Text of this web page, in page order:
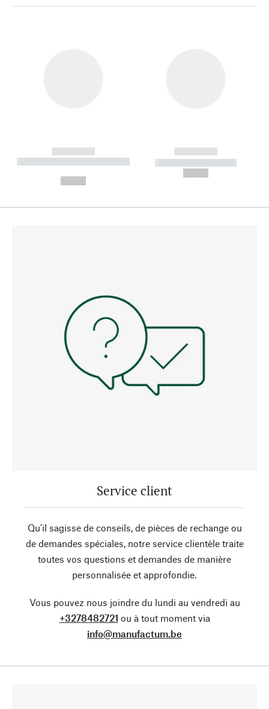
------------
----------- ----------- --------
------------
----------- -----------
Service client
Qu’il sagisse de conseils, de pièces de rechange ou
de demandes spéciales, notre service clientèle traite
toutes vos questions et demandes de manière
personnalisée et approfondie.
Vous pouvez nous joindre du lundi au vendredi au
+3278482721 ou à tout moment via
info@manufactum.be